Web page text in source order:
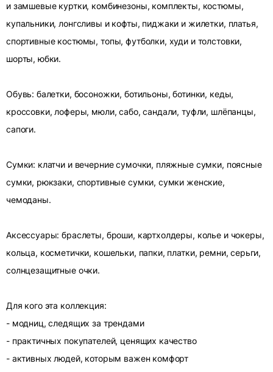
и замшевые куртки, комбинезоны, комплекты, костюмы,
купальники, лонгсливы и кофты, пиджаки и жилетки, платья,
спортивные костюмы, топы, футболки, худи и толстовки,
шорты, юбки.
Обувь: балетки, босоножки, ботильоны, ботинки, кеды,
кроссовки, лоферы, мюли, сабо, сандали, туфли, шлёпанцы,
сапоги.
Сумки: клатчи и вечерние сумочки, пляжные сумки, поясные
сумки, рюкзаки, спортивные сумки, сумки женские,
чемоданы.
Аксессуары: браслеты, броши, картхолдеры, колье и чокеры,
кольца, косметички, кошельки, папки, платки, ремни, серьги,
солнцезащитные очки.
Для кого эта коллекция:
- модниц, следящих за трендами
- практичных покупателей, ценящих качество
- активных людей, которым важен комфорт